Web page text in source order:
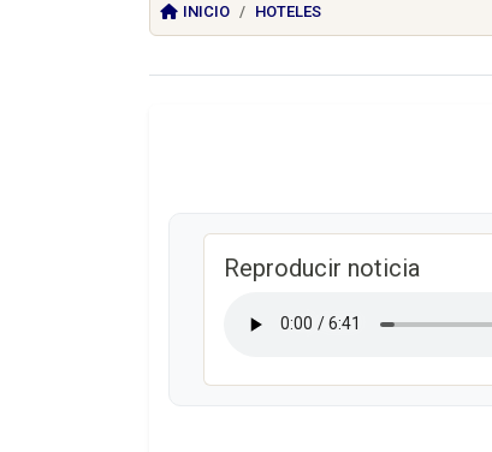
INICIO HOTELES
Reproducir noticia